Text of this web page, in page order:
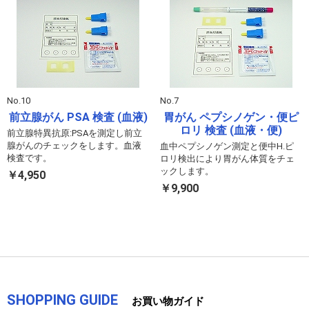
No.10
前立腺がん PSA 検査 (血液)
前立腺特異抗原:PSAを測定し前立
腺がんのチェックをします。血液
検査です。
￥4,950
No.7
胃がん ペプシノゲン・便ピ
ロリ 検査 (血液・便)
血中ペプシノゲン測定と便中H.ピ
ロリ検出により胃がん体質をチェ
ックします。
￥9,900
SHOPPING GUIDE お買い物ガイド